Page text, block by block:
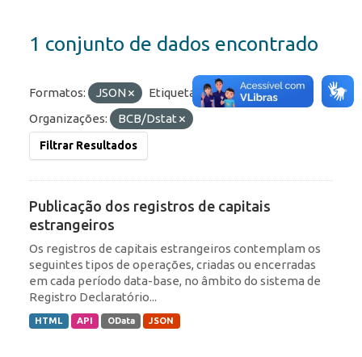
1 conjunto de dados encontrado
Formatos: JSON Etiquetas:
Portfólio
Organizações:
BCB/Dstat
Filtrar Resultados
Publicação dos registros de capitais
estrangeiros
Os registros de capitais estrangeiros contemplam os
seguintes tipos de operações, criadas ou encerradas
em cada período data-base, no âmbito do sistema de
Registro Declaratório...
HTML API OData JSON